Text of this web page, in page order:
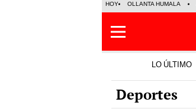
HOY OLLANTA HUMALA
LO ÚLTIMO
Deportes